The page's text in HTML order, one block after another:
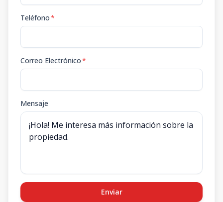
Teléfono*
Correo Electrónico*
Mensaje
Enviar